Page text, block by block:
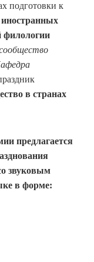
подготовки к
филологии
в странах
предлагается
звуковым
в форме: